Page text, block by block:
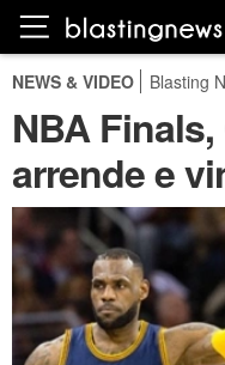
NEWS & VIDEO Blasting
NBA
arrende e